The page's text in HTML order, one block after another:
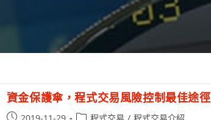
資金保護傘，程式交易風險控制最佳途徑